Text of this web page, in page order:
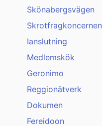
Skönabergsvägen
Skrotfragkoncernen
Ianslutning
Medlemskök
Geronimo
Reggionätverk
Dokumen
Fereidoon